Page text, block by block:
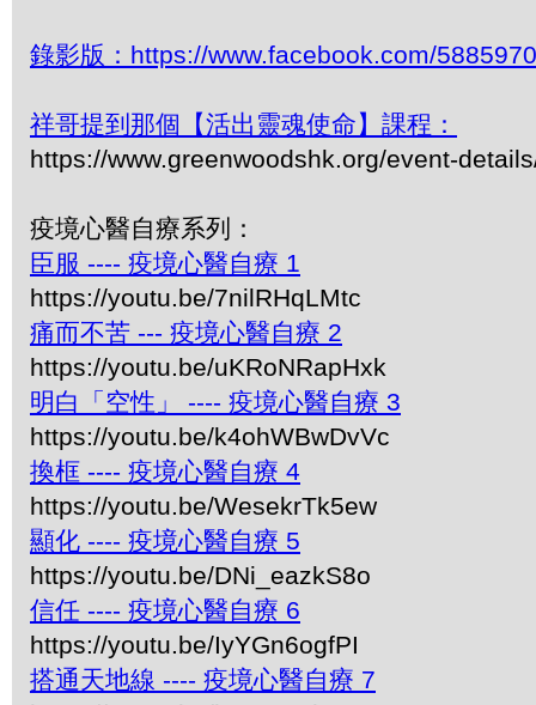
錄影版：https://www.facebook.com/
祥哥提到那個【活出靈魂使命】課程：
https://www.greenwoodshk.org/event-
疫境心醫自療系列：
臣服 ---- 疫境心醫自療 1
https://youtu.be/7nilRHqLMtc
痛而不苦 --- 疫境心醫自療 2
https://youtu.be/uKRoNRapHxk
明白「空性」 ---- 疫境心醫自療 3
https://youtu.be/k4ohWBwDvVc
換框 ---- 疫境心醫自療 4
https://youtu.be/WesekrTk5ew
顯化 ---- 疫境心醫自療 5
https://youtu.be/DNi_eazkS8o
信任 ---- 疫境心醫自療 6
https://youtu.be/IyYGn6ogfPI
搭通天地線 ---- 疫境心醫自療 7